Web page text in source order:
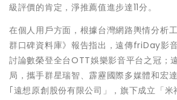
級評價的肯定，淨推薦值進步達11分。
在個人用戶方面，根據台灣網路輿情分析
群口碑資料庫》報告指出，遠傳friDay影
討論數榮登全台OTT娛樂影音平台之冠；
局，攜手群星瑞智、霹靂國際多媒體和宏
｢遠想原創股份有限公司」，旗下成立「米